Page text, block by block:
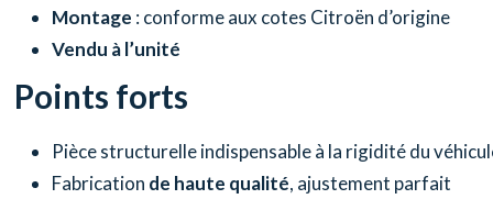
Montage : conforme aux cotes Citroën d’origine
Vendu à l’unité
Points forts
Pièce structurelle indispensable à la rigidité du
Fabrication de haute qualité, ajustement parfait